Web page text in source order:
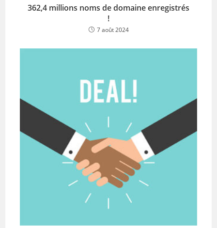
362,4 millions noms de domaine enregistrés
!
7 août 2024